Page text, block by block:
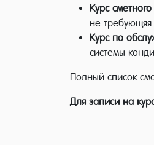
Курс
не
Курс по
системы
Полный список
Для записи на